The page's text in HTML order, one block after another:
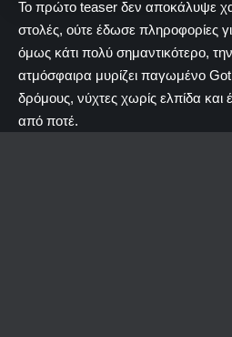
Το πρώτο teaser δεν αποκάλυψε
στολές, ούτε έδωσε πληροφορίες
όμως κάτι πολύ σημαντικότερο,
ατμόσφαιρα μυρίζει παγωμένο
δρόμους, νύχτες χωρίς ελπίδα
από ποτέ.